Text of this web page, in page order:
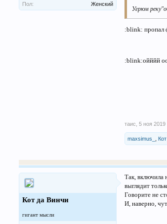
Пол:
Женский
Угрюм
:blink: пропал
:blink:ойййй
таис 5 ноя 2019
maxsimus_
Кот да Винчи
гигант мысли
Так, включила
выглядит
Говорите не
И, наверно,